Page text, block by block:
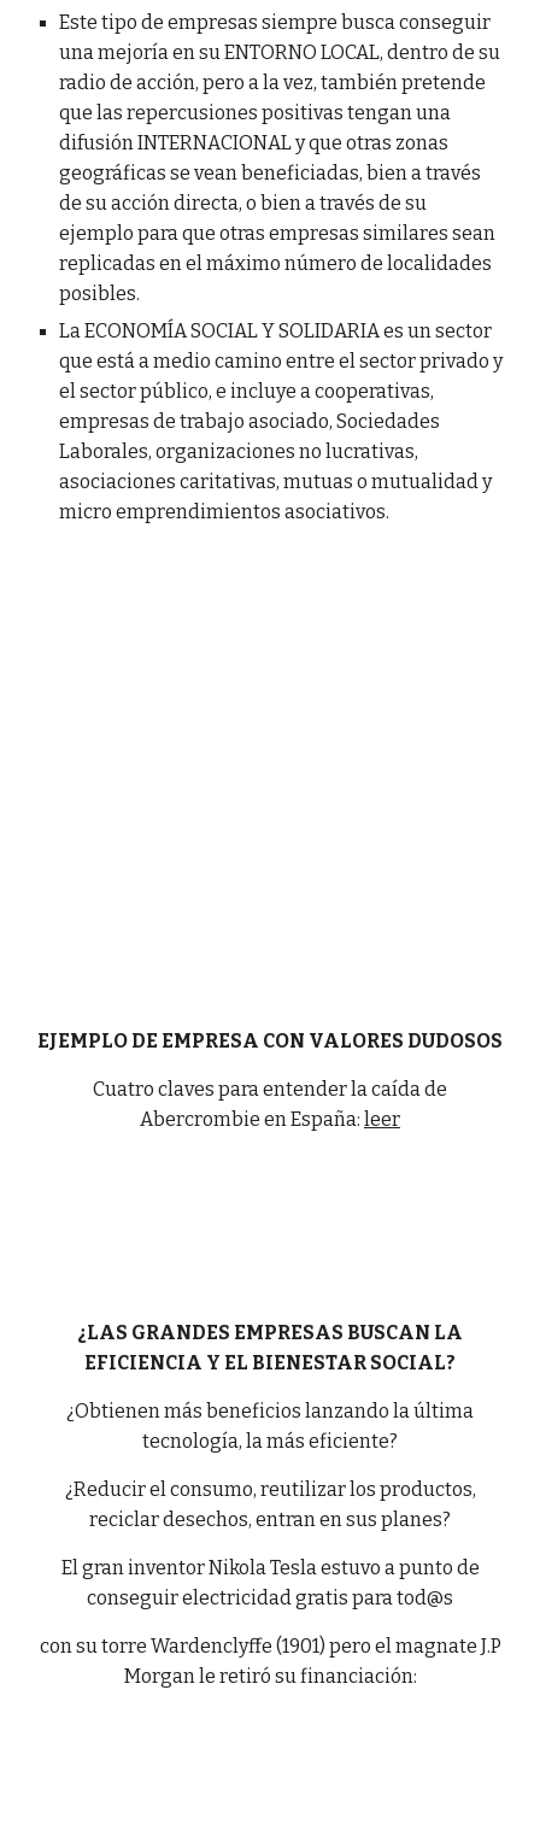
Este tipo de empresas siempre busca conseguir
una mejoría en su ENTORNO LOCAL, dentro de su
radio de acción, pero a la vez, también pretende
que las repercusiones positivas tengan una
difusión INTERNACIONAL y que otras zonas
geográficas se vean beneficiadas, bien a través
de su acción directa, o bien a través de su
ejemplo para que otras empresas similares sean
replicadas en el máximo número de localidades
posibles.
La ECONOMÍA SOCIAL Y SOLIDARIA es un sector
que está a medio camino entre el sector privado y
el sector público, e incluye a cooperativas,
empresas de trabajo asociado, Sociedades
Laborales, organizaciones no lucrativas,
asociaciones caritativas, mutuas o mutualidad y
micro emprendimientos asociativos.
EJEMPLO DE EMPRESA CON VALORES DUDOSOS
Cuatro claves para entender la caída de
Abercrombie en España: leer
¿LAS GRANDES EMPRESAS BUSCAN LA
EFICIENCIA Y EL BIENESTAR SOCIAL?
¿Obtienen más beneficios lanzando la última
tecnología, la más eficiente?
¿Reducir el consumo, reutilizar los productos,
reciclar desechos, entran en sus planes?
El gran inventor Nikola Tesla estuvo a punto de
conseguir electricidad gratis para tod@s
con su torre Wardenclyffe (1901) pero el magnate J.P
Morgan le retiró su financiación: